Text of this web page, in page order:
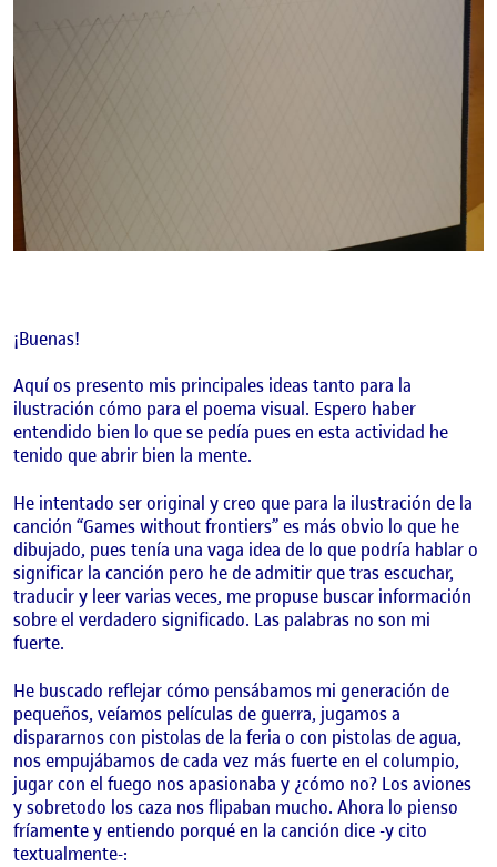
¡Buenas!
Aquí os presento mis principales ideas tanto para la
ilustración cómo para el poema visual. Espero haber
entendido bien lo que se pedía pues en esta actividad he
tenido que abrir bien la mente.
He intentado ser original y creo que para la ilustración de la
canción “Games without frontiers” es más obvio lo que he
dibujado, pues tenía una vaga idea de lo que podría hablar o
significar la canción pero he de admitir que tras escuchar,
traducir y leer varias veces, me propuse buscar información
sobre el verdadero significado. Las palabras no son mi
fuerte.
He buscado reflejar cómo pensábamos mi generación de
pequeños, veíamos películas de guerra, jugamos a
dispararnos con pistolas de la feria o con pistolas de agua,
nos empujábamos de cada vez más fuerte en el columpio,
jugar con el fuego nos apasionaba y ¿cómo no? Los aviones
y sobretodo los caza nos flipaban mucho. Ahora lo pienso
fríamente y entiendo porqué en la canción dice -y cito
textualmente-: